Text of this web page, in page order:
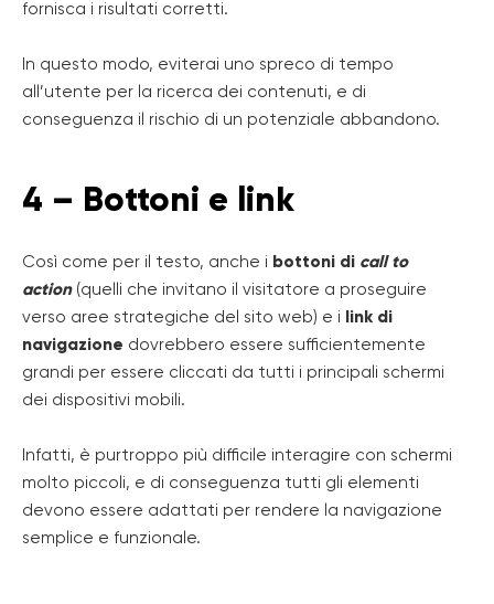
fornisca i risultati corretti.
In questo modo, eviterai uno spreco di tempo
all’utente per la ricerca dei contenuti, e di
conseguenza il rischio di un potenziale abbandono.
4 – Bottoni e link
Così come per il testo, anche i bottoni di call to
action(quelli che invitano il visitatore a proseguire
verso aree strategiche del sito web) e i link di
navigazione dovrebbero essere sufficientemente
grandi per essere cliccati da tutti i principali schermi
dei dispositivi mobili.
Infatti, è purtroppo più difficile interagire con schermi
molto piccoli, e di conseguenza tutti gli elementi
devono essere adattati per rendere la navigazione
semplice e funzionale.